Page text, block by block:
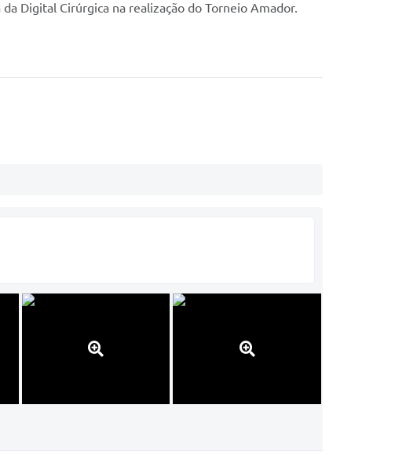
Digital Cirúrgica na realização do Torneio Amador.